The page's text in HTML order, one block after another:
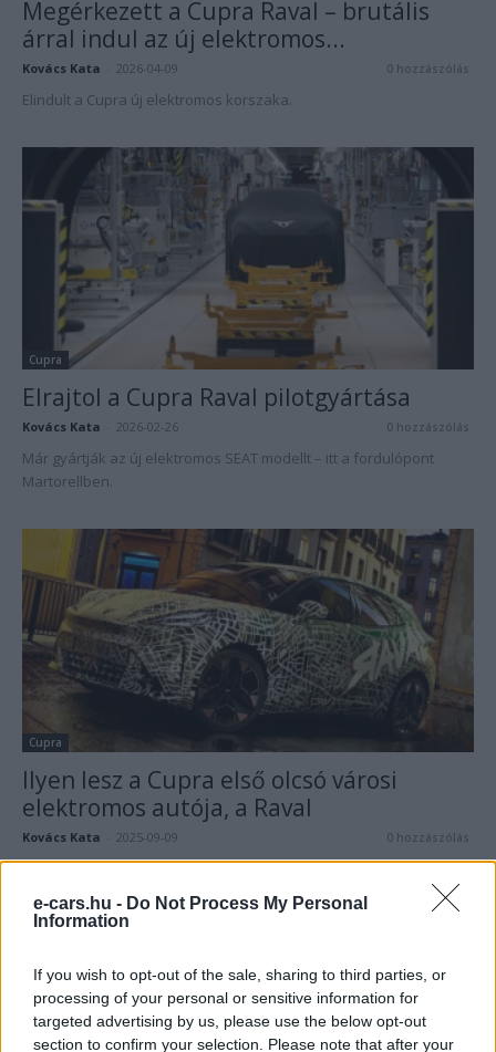
e-cars.hu - Do Not Process My Personal
Information
If you wish to opt-out of the sale, sharing to third parties, or
processing of your personal or sensitive information for
targeted advertising by us, please use the below opt-out
section to confirm your selection. Please note that after your
Megérkezett a Cupra Raval – brutális
árral indul az új elektromos...
Kovács Kata 2026-04-09 0 hozzászólás
Elindult a Cupra új elektromos korszaka.
Cupra
Elrajtol a Cupra Raval pilotgyártása
Kovács Kata 2026-02-26 0 hozzászólás
Már gyártják az új elektromos SEAT modellt – itt a fordulópont
Martorellben.
Cupra
Ilyen lesz a Cupra első olcsó városi
elektromos autója, a Raval
Kovács Kata 2025-09-09 0 hozzászólás
Még idén piacra dobják a Cupra Raval e-autót.